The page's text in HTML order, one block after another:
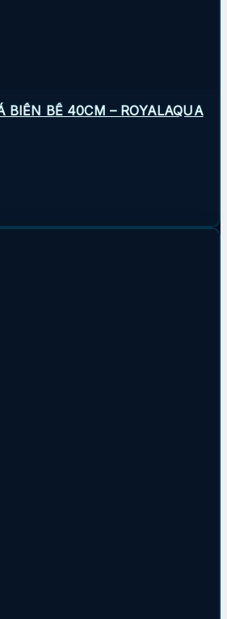
BIỂN BỂ 40CM – ROYALAQUA